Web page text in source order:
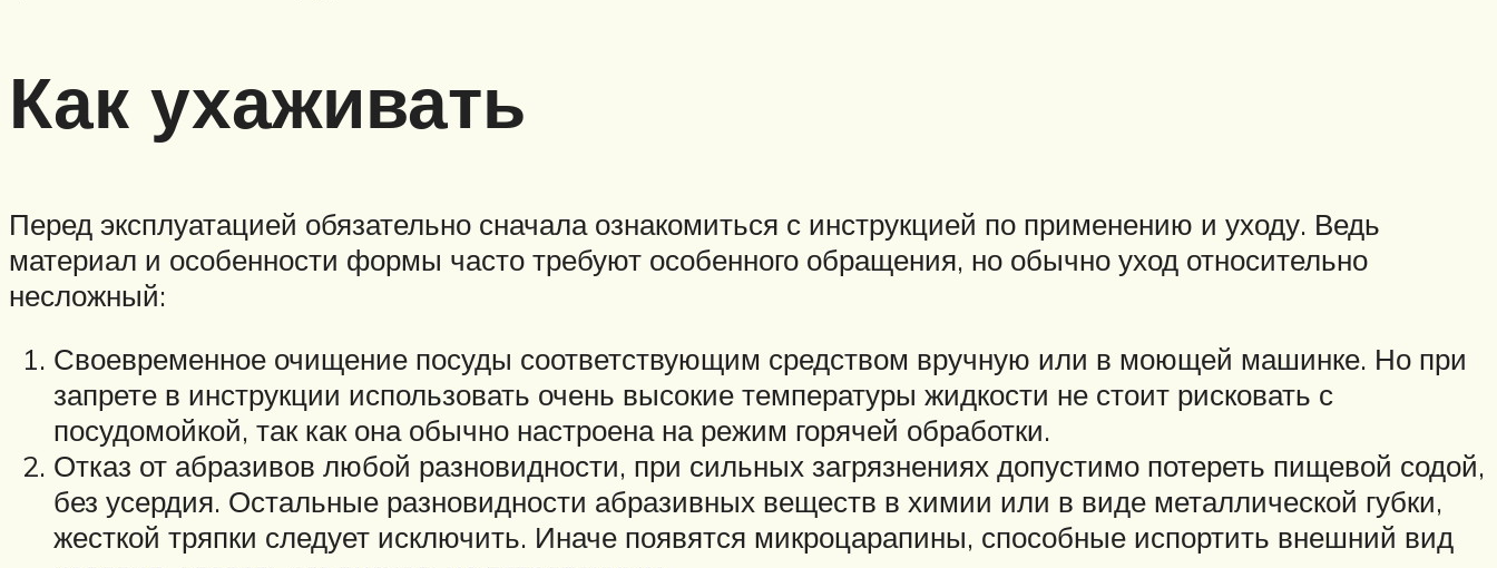
Как ухаживать
Перед эксплуатацией обязательно сначала ознакомиться с инструкцией по применению и уходу. Ведь
материал и особенности формы часто требуют особенного обращения, но обычно уход относительно
несложный:
Своевременное очищение посуды соответствующим средством вручную или в моющей машинке. Но при
запрете в инструкции использовать очень высокие температуры жидкости не стоит рисковать с
посудомойкой, так как она обычно настроена на режим горячей обработки.
Отказ от абразивов любой разновидности, при сильных загрязнениях допустимо потереть пищевой содой,
без усердия. Остальные разновидности абразивных веществ в химии или в виде металлической губки,
жесткой тряпки следует исключить. Иначе появятся микроцарапины, способные испортить внешний вид